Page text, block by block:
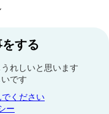
する
れしいと思います
です
ください
ー